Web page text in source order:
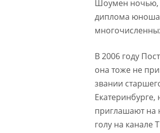
Шоумен ночью,
диплома юноша
В 2006 году
она тоже не
звании
приглашают на
голу на канале